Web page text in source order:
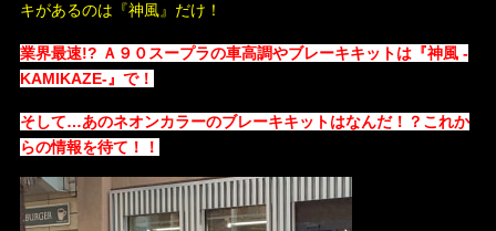
キがあるのは『神風』だけ！
業界最速!? Ａ９０スープラの車高調やブレーキキットは『神風 -
KAMIKAZE-』で！
そして…あのネオンカラーのブレーキキットはなんだ！？これか
らの情報を待て！！